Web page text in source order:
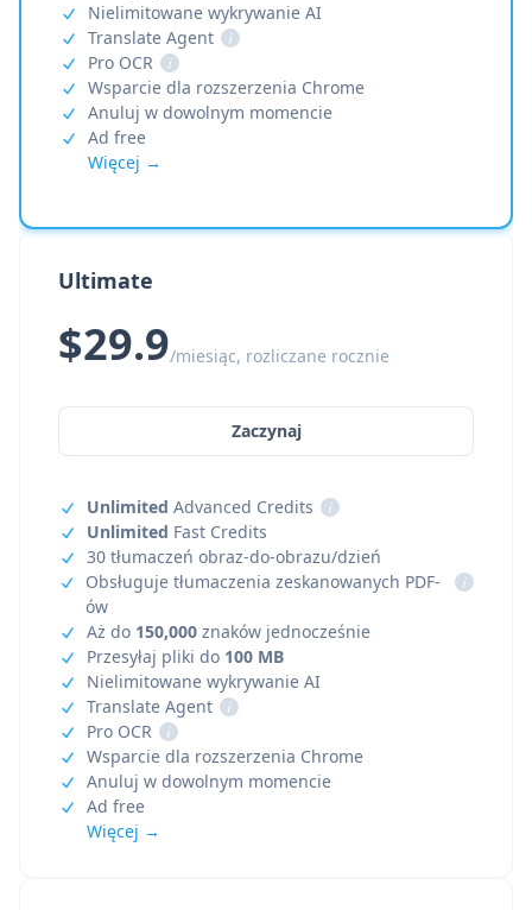
Nielimitowane wykrywanie AI
Translate Agent
i
Pro OCR
i
Wsparcie dla rozszerzenia Chrome
Anuluj w dowolnym momencie
Ad free
Więcej →
Ultimate
$29.9/miesiąc, rozliczane rocznie
Zaczynaj
Unlimited Advanced Credits
i
Unlimited Fast Credits
30 tłumaczeń obraz-do-obrazu/dzień
Obsługuje tłumaczenia zeskanowanych PDF-
ów
i
Aż do 150,000 znaków jednocześnie
Przesyłaj pliki do 100 MB
Nielimitowane wykrywanie AI
Translate Agent
i
Pro OCR
i
Wsparcie dla rozszerzenia Chrome
Anuluj w dowolnym momencie
Ad free
Więcej →